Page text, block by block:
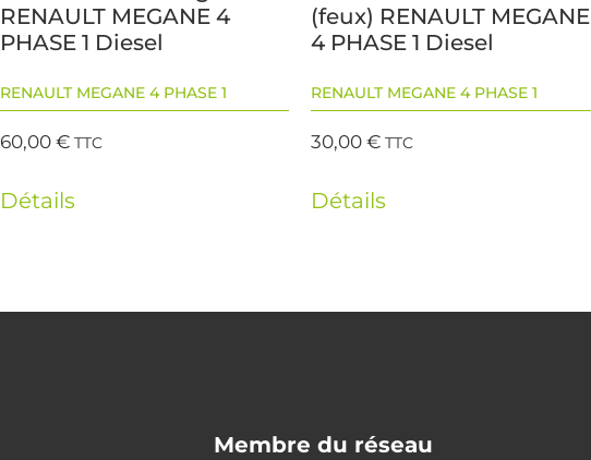
RENAULT MEGANE 4
PHASE 1 Diesel
RENAULT MEGANE 4 PHASE 1
60,00€ TTC
Détails
(feux) RENAULT MEGANE
4 PHASE 1 Diesel
RENAULT MEGANE 4 PHASE 1
30,00€ TTC
Détails
Membre du réseau